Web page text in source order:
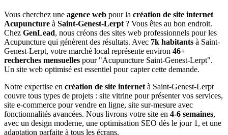
Vous cherchez une agence web pour la création de site internet
Acupuncture à Saint-Genest-Lerpt ? Vous êtes au bon endroit.
Chez GenLead, nous créons des sites web professionnels pour les
Acupuncture qui génèrent des résultats. Avec 7k habitants à Saint-
Genest-Lerpt, votre marché local représente environ 46+
recherches mensuelles pour "Acupuncture Saint-Genest-Lerpt".
Un site web optimisé est essentiel pour capter cette demande.
Notre expertise en création de site internet à Saint-Genest-Lerpt
couvre tous types de projets : site vitrine pour présenter vos services,
site e-commerce pour vendre en ligne, site sur-mesure avec
fonctionnalités avancées. Nous livrons votre site en 4-6 semaines,
avec un design moderne, une optimisation SEO dès le jour 1, et une
adaptation parfaite à tous les écrans.